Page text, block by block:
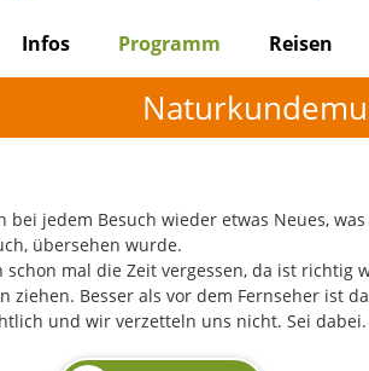
Infos Programm Reisen
jedem Besuch wieder etwas Neues,
übersehen wurde.
mal die Zeit vergessen, da ist richtig
ziehen. Besser als vor dem Fernseher ist
und wir verzetteln uns nicht. Sei dabei.